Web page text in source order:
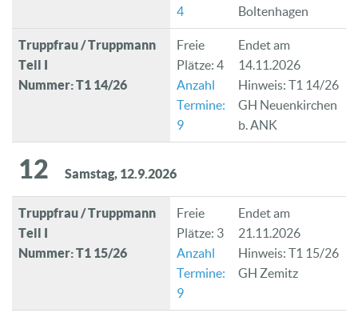
4
Boltenhagen
Truppfrau / Truppmann
Teil I
Nummer: T1 14/26
Freie
Plätze: 4
Anzahl
Termine:
9
Endet am
14.11.2026
Hinweis: T1 14/26
GH Neuenkirchen
b. ANK
12 Samstag, 12.9.2026
Truppfrau / Truppmann
Teil I
Nummer: T1 15/26
Freie
Plätze: 3
Anzahl
Termine:
9
Endet am
21.11.2026
Hinweis: T1 15/26
GH Zemitz